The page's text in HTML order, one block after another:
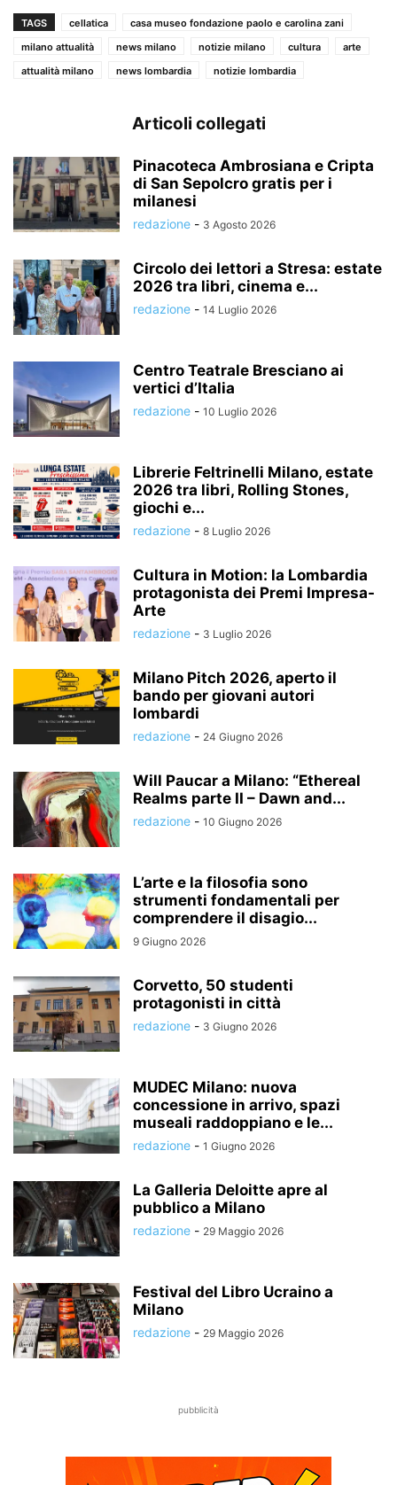
TAGS cellatica
casa museo fondazione paolo e carolina zani
milano attualità
news milano notizie milano cultura
arte
attualità milano
news lombardia notizie lombardia
Articoli collegati
Pinacoteca Ambrosiana e Cripta
di San Sepolcro gratis per i
milanesi
redazione - 3 Agosto 2026
Circolo dei lettori a Stresa: estate
2026 tra libri, cinema e...
redazione - 14 Luglio 2026
Centro Teatrale Bresciano ai
vertici d’Italia
redazione - 10 Luglio 2026
Librerie Feltrinelli Milano, estate
2026 tra libri, Rolling Stones,
giochi e...
redazione - 8 Luglio 2026
Cultura in Motion: la Lombardia
protagonista dei Premi Impresa-
Arte
redazione - 3 Luglio 2026
Milano Pitch 2026, aperto il
bando per giovani autori
lombardi
redazione - 24 Giugno 2026
Will Paucar a Milano: “Ethereal
Realms parte II – Dawn and...
redazione - 10 Giugno 2026
L’arte e la filosofia sono
strumenti fondamentali per
comprendere il disagio...
9 Giugno 2026
Corvetto, 50 studenti
protagonisti in città
redazione - 3 Giugno 2026
MUDEC Milano: nuova
concessione in arrivo, spazi
museali raddoppiano e le...
redazione - 1 Giugno 2026
La Galleria Deloitte apre al
pubblico a Milano
redazione - 29 Maggio 2026
Festival del Libro Ucraino a
Milano
redazione - 29 Maggio 2026
pubblicità